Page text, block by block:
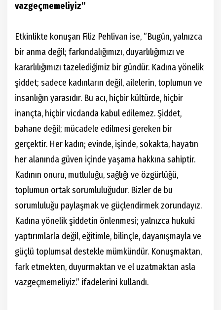
vazgeçmemeliyiz”
Etkinlikte konuşan Filiz Pehlivan ise, ”Bugün, yalnızca
bir anma değil; farkındalığımızı, duyarlılığımızı ve
kararlılığımızı tazelediğimiz bir gündür. Kadına yönelik
şiddet; sadece kadınların değil, ailelerin, toplumun ve
insanlığın yarasıdır. Bu acı, hiçbir kültürde, hiçbir
inançta, hiçbir vicdanda kabul edilemez. Şiddet,
bahane değil; mücadele edilmesi gereken bir
gerçektir. Her kadın; evinde, işinde, sokakta, hayatın
her alanında güven içinde yaşama hakkına sahiptir.
Kadının onuru, mutluluğu, sağlığı ve özgürlüğü,
toplumun ortak sorumluluğudur. Bizler de bu
sorumluluğu paylaşmak ve güçlendirmek zorundayız.
Kadına yönelik şiddetin önlenmesi; yalnızca hukuki
yaptırımlarla değil, eğitimle, bilinçle, dayanışmayla ve
güçlü toplumsal destekle mümkündür. Konuşmaktan,
fark etmekten, duyurmaktan ve el uzatmaktan asla
vazgeçmemeliyiz.” ifadelerini kullandı.